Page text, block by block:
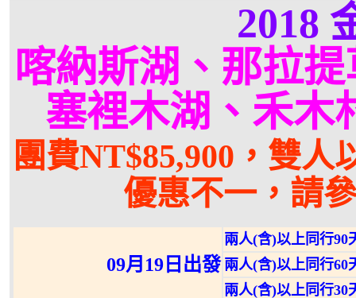
2018
喀納斯湖、那拉
塞裡木湖、禾木
團費NT$85,900，雙
優惠不一，請
09月19日出發
兩人(含)以上同行90
兩人(含)以上同行60
兩人(含)以上同行30